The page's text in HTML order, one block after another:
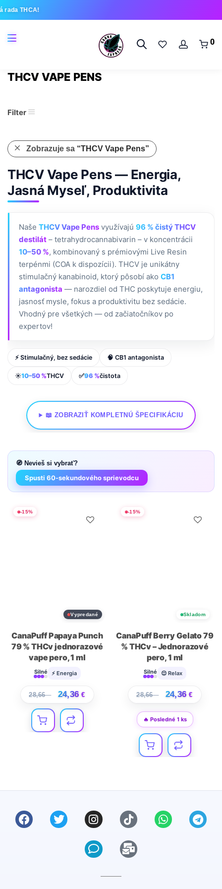
THCA!
0
THCV VAPE PENS
Filter
Zobrazuje sa “THCV Vape Pens”
THCV Vape Pens — Energia,
Jasná Myseľ, Produktivita
Naše THCV Vape Pens využívajú 96 % čistý THCV
destilát – tetrahydrocannabivarin – v koncentrácii
10–50 %, kombinovaný s prémiovými Live Resin
terpénmi (COA k dispozícii). THCV je unikátny
stimulačný kanabinoid, ktorý pôsobí ako CB1
antagonista — narozdiel od THC poskytuje energiu,
jasnosť mysle, fokus a produktivitu bez sedácie.
Vhodný pre všetkých — od začiatočníkov po
expertov!
⚡ Stimulačný, bez sedácie 🧠 CB1 antagonista
☀️10–50 %THCV ✅96 %čistota
📖 ZOBRAZIŤ KOMPLETNÚ ŠPECIFIKÁCIU
🧭 Nevieš si vybrať?
Spusti 60-sekundového sprievodcu
-15%
Vypredané
CanaPuff Papaya Punch
79 % THCv jednorazové
vape pero, 1 ml
Silné ⚡ Energia
28,66€ 24,36€
-15%
Skladom
CanaPuff Berry Gelato 79
% THCv – Jednorazové
pero, 1 ml
Silné 😌 Relax
28,66€ 24,36€
🔥 Posledné 1 ks